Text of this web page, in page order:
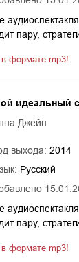
пару,
в формате mp3!
идеальный
Джейн
выхода: 2014
Русский
пару,
в формате mp3!